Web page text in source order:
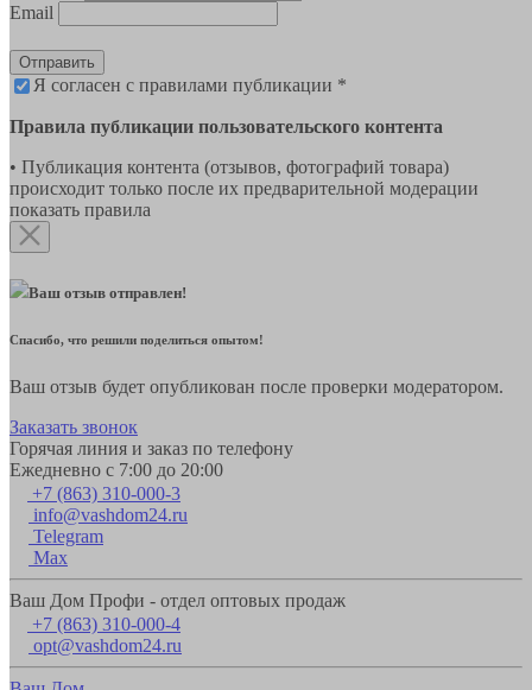
Email
Отправить
Я согласен с правилами публикации *
Правила публикации пользовательского контента
• Публикация контента (отзывов, фотографий товара)
происходит только после их предварительной модерации
показать правила
Ваш отзыв отправлен!
Спасибо, что решили поделиться опытом!
Ваш отзыв будет опубликован после проверки модератором.
Заказать звонок
Горячая линия и заказ по телефону
Ежедневно с 7:00 до 20:00
+7 (863) 310-000-3
info@vashdom24.ru
Telegram
Max
Ваш Дом Профи - отдел оптовых продаж
+7 (863) 310-000-4
opt@vashdom24.ru